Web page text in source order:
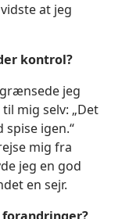
at jeg
kontrol?
jeg
mig selv: „Det
igen.“
mig fra
jeg en god
en sejr.